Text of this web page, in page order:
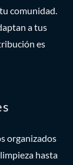
comunidad.
a tus
es
organizados
hasta